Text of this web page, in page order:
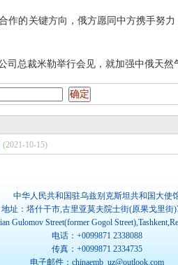
作的关键方向，俄方愿同中方携手努
司总裁米勒举行会见，就加强中俄天然
(2021-10-15)
中华人民共和国驻乌兹别克斯坦共和国大使
地址：塔什干市,古里亚莫夫院士街(原果戈里街
Gulomov Street(former Gogol
电话：+0099871 2338088
传真：+0099871 2334735
电子邮件：chinaemb_uz@outlook.com